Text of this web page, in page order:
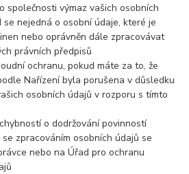
společnosti výmaz vašich osobních
se nejedná o osobní údaje, které je
nebo oprávněn dále zpracovávat
právních předpisů
ochranu, pokud máte za to, že
Nařízení byla porušena v důsledku
osobních údajů v rozporu s tímto
o dodržování povinností
se zpracováním osobních údajů se
nebo na Úřad pro ochranu